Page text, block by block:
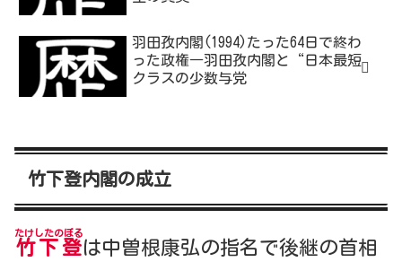
羽田孜内閣(1994)たった64日で終わ
った政権―羽田孜内閣と“日本最短
クラスの少数与党
竹下登内閣の成立
竹下登
たけしたのぼる
は中曽根康弘の指名で後継の首相